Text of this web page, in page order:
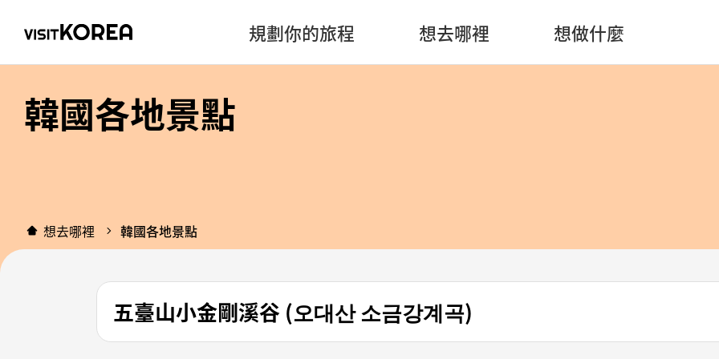
規劃你的旅程 想去哪裡 想做什麼
韓國各地景點
想去哪裡 韓國各地景點
五臺山小金剛溪谷 (오대산 소금강계곡)